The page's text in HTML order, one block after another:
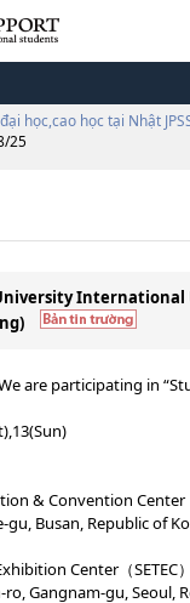
học,cao học tại Nhật
25
are participating in
& Convention Center
gu, Busan, Republic of
Center（SETEC）
Gangnam-gu, Seoul,